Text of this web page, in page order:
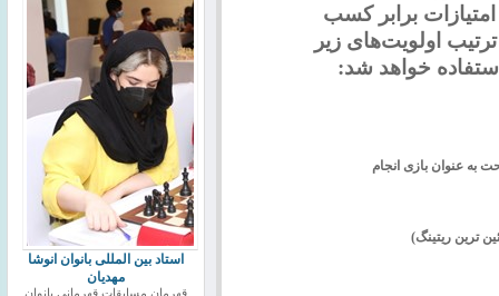
برابر کسب
اولویت‌های زیر
خواهد شد:
به عنوان بازی انجام
استاد بین المللی بانوان انوشا
مهدیان
قهرمان مسابقات قهرمانی بانوان